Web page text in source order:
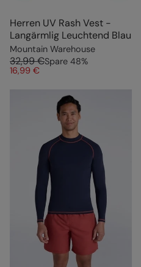
Herren UV Rash Vest -
Langärmlig Leuchtend Blau
Mountain Warehouse
32,99 €Spare 48%
16,99 €